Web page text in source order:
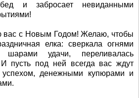
и забросает невиданными
вас с Новым Годом! Желаю, чтобы
елка: сверкала огнями
шарами удачи, переливалась
пусть под ней всегда вас ждут
денежными купюрами и